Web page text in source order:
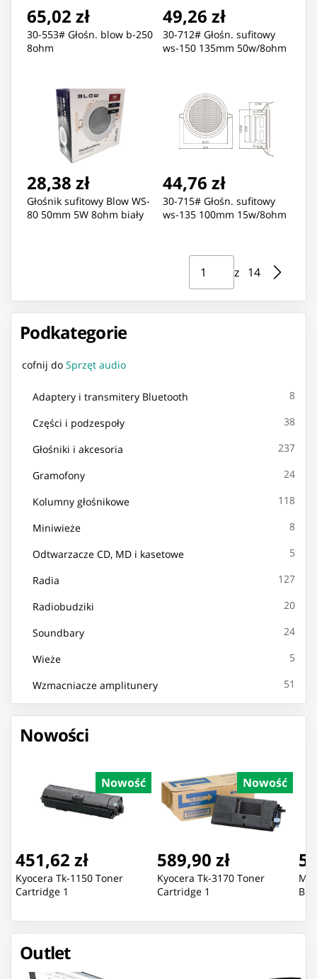
Podkategorie
cofnij do Sprzęt audio
Adaptery i transmitery Bluetooth 8
Części i podzespoły 38
Głośniki i akcesoria 237
Gramofony 24
Kolumny głośnikowe 118
Miniwieże 8
Odtwarzacze CD, MD i kasetowe 5
Radia 127
Radiobudziki 20
Soundbary 24
Wieże 5
Wzmacniacze amplitunery 51
Nowości
Nowość
451,62 zł
Kyocera Tk-1150 Toner
Cartridge 1
Nowość
589,90 zł
Kyocera Tk-3170 Toner
Cartridge 1
Outlet
65,02 zł
30-553# Głośn. blow b-250
8ohm
49,26 zł
30-712# Głośn. sufitowy
ws-150 135mm 50w/8ohm
28,38 zł
Głośnik sufitowy Blow WS-
80 50mm 5W 8ohm biały
44,76 zł
30-715# Głośn. sufitowy
ws-135 100mm 15w/8ohm
Strona ⁨1⁩ z ⁨14⁩
z ⁨14⁩
Przejdź do strony